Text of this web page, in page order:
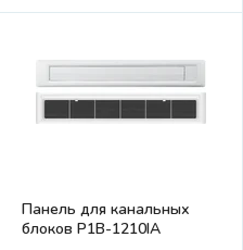
Панель для канальных
блоков P1B-1210IA